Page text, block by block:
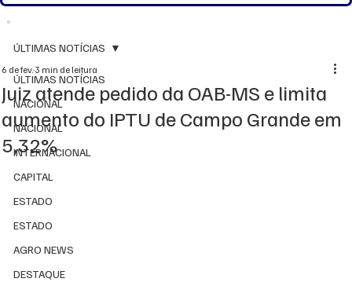
ÚLTIMAS NOTÍCIAS
NACIONAL
NACIONAL
INTERNACIONAL
CAPITAL
ESTADO
ESTADO
AGRO NEWS
DESTAQUE
ÚLTIMAS NOTÍCIAS
Juiz atende pedido da OAB-MS e limita
aumento do IPTU de Campo Grande em
5,32%
6 de fev.3 min de leitura